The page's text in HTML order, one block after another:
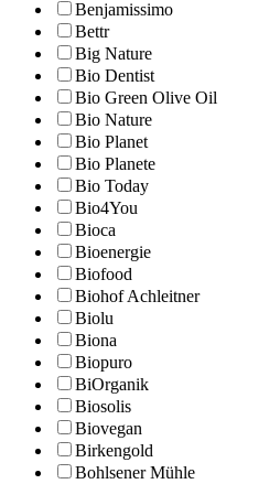
Benjamissimo
Bettr
Big Nature
Bio Dentist
Bio Green Olive Oil
Bio Nature
Bio Planet
Bio Planete
Bio Today
Bio4You
Bioca
Bioenergie
Biofood
Biohof Achleitner
Biolu
Biona
Biopuro
BiOrganik
Biosolis
Biovegan
Birkengold
Bohlsener Mühle